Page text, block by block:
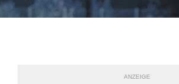
ANZEIGE